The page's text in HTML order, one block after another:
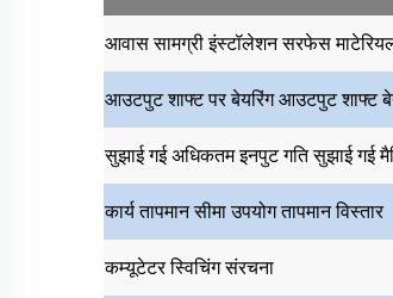
आवास सामग्रीइंस्टॉलेशन सरफेस
आउटपुट शाफ्ट पर बेयरिंगआउटपुट शाफ्ट
सुझाई गई अधिकतम इनपुट गतिसुझाई गई
कार्य तापमान सीमाउपयोग तापमान विस्तार
कम्यूटेटरस्विचिंग संरचना